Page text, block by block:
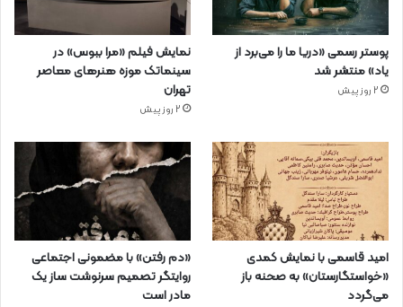
پوستر رسمی «دریا ما را می‌برد از
یاد» منتشر شد
2 روز پیش
نمایش فیلم «مرا ببوس» در
سینماتک موزه هنرهای معاصر
تهران
2 روز پیش
امید قاسمی با نمایش کمدی
«خواستگارستان» به صحنه باز
می‌گردد
«دم رفتن» با مضمونی اجتماعی
روایتگر تصمیم سرنوشت ساز یک
مادر است